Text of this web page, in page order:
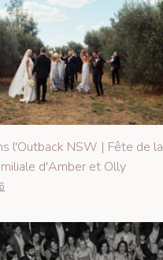
l'Outback NSW | Fête de la
d'Amber et Olly